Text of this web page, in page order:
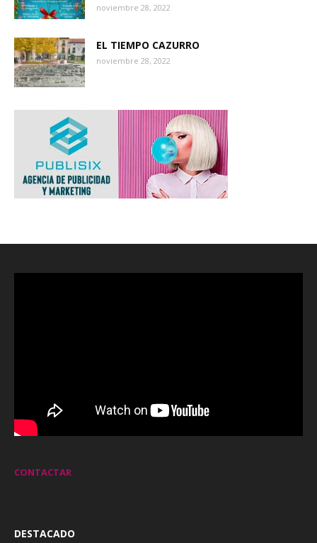
noviembre 28, 2022
EL TIEMPO CAZURRO
noviembre 28, 2022
CONTACTAR
DESTACADO